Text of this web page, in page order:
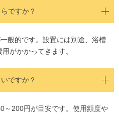
ですか？
般的です。設置には別途、浴槽
がかかってきます。
ですか？
～200円が目安です。使用頻度や